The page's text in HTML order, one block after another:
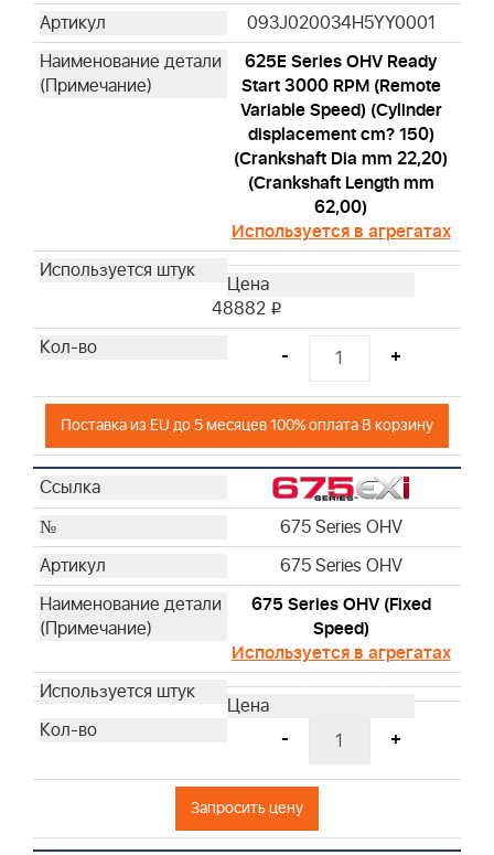
093J020034H5YY0001
625E Series OHV Ready
Start 3000 RPM (Remote
Variable Speed) (Cylinder
displacement cm? 150)
(Crankshaft Dia mm 22,20)
(Crankshaft Length mm
62,00)
Используется в агрегатах
48882 i
- +
Поставка из EU до 5 месяцев 100% оплата В корзину
675 Series OHV
675 Series OHV
675 Series OHV (Fixed
Speed)
Используется в агрегатах
- +
Запросить цену